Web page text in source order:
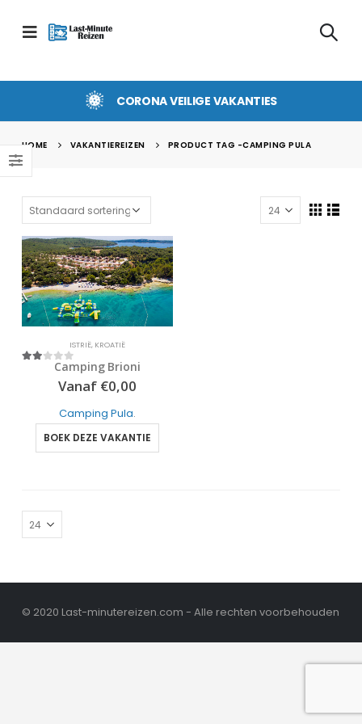
CORONA VEILIGE VAKANTIES
HOME VAKANTIEREIZEN PRODUCT TAG -CAMPING PULA
ISTRIË, KROATIË
out of 5Camping Brioni
Vanaf €0,00
Camping Pula.
BOEK DEZE VAKANTIE
© 2020 Last-minutereizen.com - Alle rechten voorbehouden